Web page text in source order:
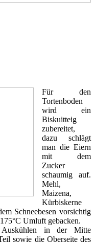
Für den
Tortenboden
wird ein
Biskuitteig
zubereitet,
dazu schlägt
man die Eiern
mit dem
Zucker
schaumig auf.
Mehl,
Maizena,
Kürbiskerne
Schneebesen vorsichtig
Umluft gebacken.
in der Mitte
sowie die Oberseite des